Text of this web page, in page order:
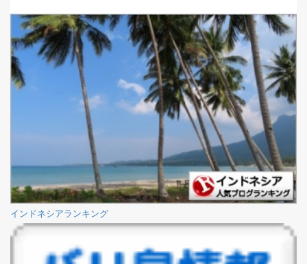
インドネシアランキング